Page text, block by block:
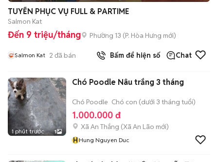
TUYỂN PHỤC VỤ FULL & PARTIME
Salmon Kat
Đến 9 triệu/tháng Phường 13 (P. Hòa Hưng mới)
Salmon Kat 2 đã bán Bấm để hiện số Chat
1 phút trước 1
Chó Poodle Nâu trắng 3 tháng
Chó Poodle Chó con (dưới 3 tháng tuổi)
1.000.000 đ
Xã An Thắng (Xã An Lão mới)
HHung Nguyen Duc